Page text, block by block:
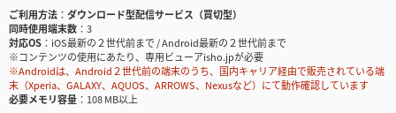
ご利用方法
ダウンロード型配信サービス（買切型）
同時使用端末数
3
対応OS
iOS最新の２世代前まで / Android最新の２世代前まで
※コンテンツの使用にあたり、専用ビューアisho.jpが必要
※Androidは、Android２世代前の端末のうち、国内キャリア経由で販売されている端
末（Xperia、GALAXY、AQUOS、ARROWS、Nexusなど）にて動作確認しています
必要メモリ容量
108 MB以上